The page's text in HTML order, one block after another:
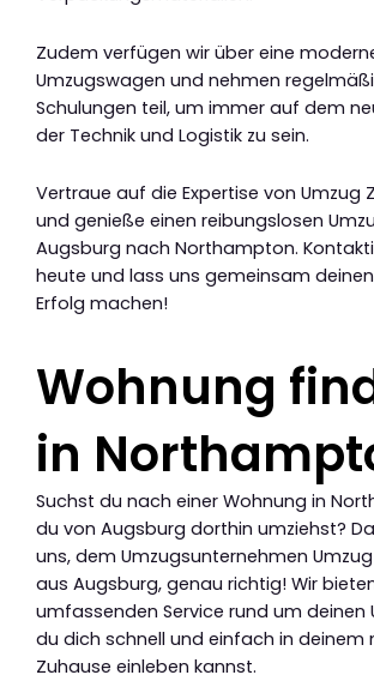
Zudem verfügen wir über eine
Umzugswagen und nehmen
Schulungen teil, um immer auf dem
der Technik und Logistik zu sein.
Vertraue auf die Expertise von Umzug
und genieße einen reibungslosen
Augsburg nach Northampton.
heute und lass uns gemeinsam
Erfolg machen!
Wohnung
in
Suchst du nach einer Wohnung in
du von Augsburg dorthin umziehst?
uns, dem Umzugsunternehmen
aus Augsburg, genau richtig! Wir
umfassenden Service rund um deinen
du dich schnell und einfach in deinem
Zuhause einleben kannst.